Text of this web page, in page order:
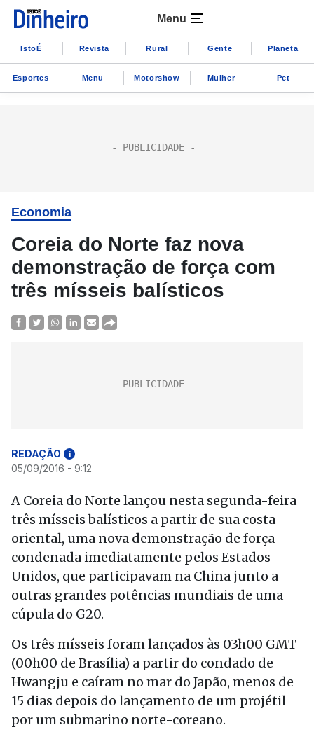
Menu
IstoÉ Revista Rural Gente Planeta
Esportes Menu Motorshow Mulher Pet
Economia
Coreia do Norte faz nova
demonstração de força com
três mísseis balísticos
REDAÇÃO i
05/09/2016 - 9:12
A Coreia do Norte lançou nesta segunda-feira
três mísseis balísticos a partir de sua costa
oriental, uma nova demonstração de força
condenada imediatamente pelos Estados
Unidos, que participavam na China junto a
outras grandes potências mundiais de uma
cúpula do G20.
Os três mísseis foram lançados às 03h00 GMT
(00h00 de Brasília) a partir do condado de
Hwangju e caíram no mar do Japão, menos de
15 dias depois do lançamento de um projétil
por um submarino norte-coreano.